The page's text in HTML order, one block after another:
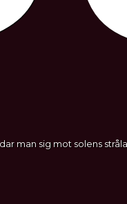
man sig mot solens